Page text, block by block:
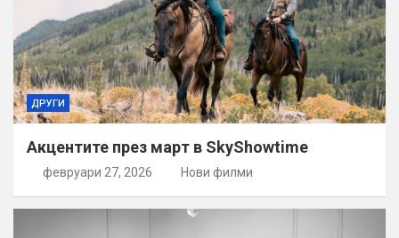
ДРУГИ
Акцентите през март в SkyShowtime
февруари 27, 2026 Нови филми